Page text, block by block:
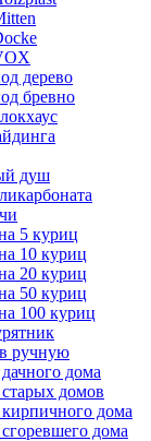
дерево
бревно
душ
5 куриц
10 куриц
20 куриц
50 куриц
100 куриц
ручную
дома
домов
дома
дома